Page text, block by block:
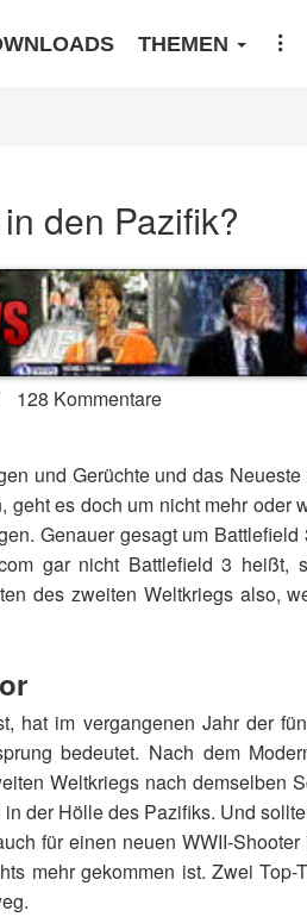
THEMEN
den Pazifik?
128 Kommentare
und Gerüchte und das
es doch um nicht mehr oder
Genauer gesagt um
gar nicht Battlefield 3 heißt,
des zweiten Weltkriegs also,
hat im vergangenen Jahr der
bedeutet. Nach dem
Weltkriegs nach demselben
der Hölle des Pazifiks. Und
für einen neuen WWII-
mehr gekommen ist. Zwei